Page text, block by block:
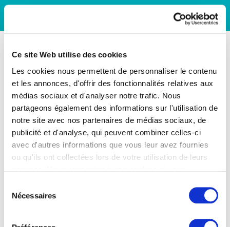
Ce site Web utilise des cookies
Les cookies nous permettent de personnaliser le contenu
et les annonces, d'offrir des fonctionnalités relatives aux
médias sociaux et d'analyser notre trafic. Nous
partageons également des informations sur l'utilisation de
notre site avec nos partenaires de médias sociaux, de
publicité et d'analyse, qui peuvent combiner celles-ci
avec d'autres informations que vous leur avez fournies
ou qu'ils ont collectées lors de votre utilisation de leurs
Nécessaires